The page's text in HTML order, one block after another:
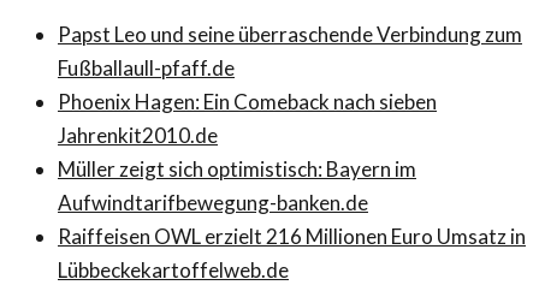
Papst Leo und seine überraschende Verbindung zum
Fußballaull-pfaff.de
Phoenix Hagen: Ein Comeback nach sieben
Jahrenkit2010.de
Müller zeigt sich optimistisch: Bayern im
Aufwindtarifbewegung-banken.de
Raiffeisen OWL erzielt 216 Millionen Euro Umsatz in
Lübbeckekartoffelweb.de